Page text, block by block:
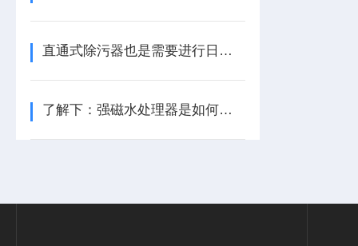
直通式除污器也是需要进行日常清洗的
了解下：强磁水处理器是如何一步步实现灭菌藻的